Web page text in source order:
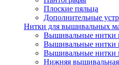
Плоские пяльца
Дополнительные
Нитки для вышивальных
Вышивальные нитки
Вышивальные нитки
Вышивальные нитки
Нижняя